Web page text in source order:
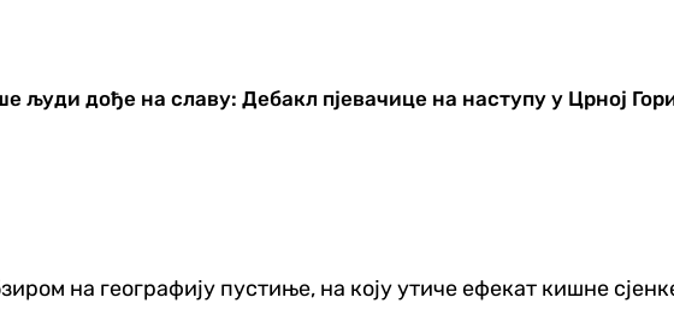
људи дође на славу: Дебакл пјевачице на наступу у Црној
на географију пустиње, на коју утиче ефекат кишне